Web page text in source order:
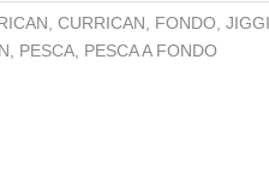
, CURRICAN, FONDO,
, PESCA, PESCA A FONDO